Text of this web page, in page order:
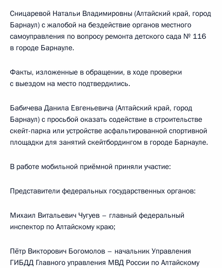
Сницаревой Натальи Владимировны (Алтайский край, город
Барнаул) с жалобой на бездействие органов местного
самоуправления по вопросу ремонта детского сада № 116
в городе Барнауле.
Факты, изложенные в обращении, в ходе проверки
с выездом на место подтвердились.
Бабичева Данила Евгеньевича (Алтайский край, город
Барнаул) с просьбой оказать содействие в строительстве
скейт-парка или устройстве асфальтированной спортивной
площадки для занятий скейтбордингом в городе Барнауле.
В работе мобильной приёмной приняли участие:
Представители федеральных государственных органов:
Михаил Витальевич Чугуев – главный федеральный
инспектор по Алтайскому краю;
Пётр Викторович Богомолов – начальник Управления
ГИБДД Главного управления МВД России по Алтайскому